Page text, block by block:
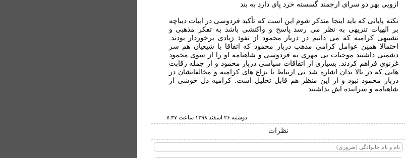
ازویی بهر دو سرای ارجمند گسسته خرد پای دارد به بند
نکته پايانی که بايد اينجا متذکر شوم اين است که تأکيد فردوسی در ابيات ديباچه
بر الهيات تنزيهی به نظر می رسد پاسخ و واکنشی باشد به تفکر مذهبی و
تشبیهی کراميه که می دانيم در دربار محمود از نفوذ زيادی برخوردار بودند.
احتمالا همين عوامل کرامی مذهب دربار محمود که اتفاقا با شيعيان هم سر
دشمنی داشتند موجبات بی مهری به فردوسی و شاهنامه او را از سوی محمود
غزنوی فراهم کردند. بسياری از اتفاقات سياسی دربار محمود و از جمله رقابت
هایی که در بالا بدان اشاره شد بی ارتباط با نزاع های کراميه و مخالفانشان در
دربار محمود نبود و از اين منظر هم قابل تحليل است. کراميه دل خوشی از
شاهنامه و سراینده اش نداشتند.
دوشنبه ۲۶ اسفند ۱۳۹۸ ساعت ۷:۳۷
نظرات